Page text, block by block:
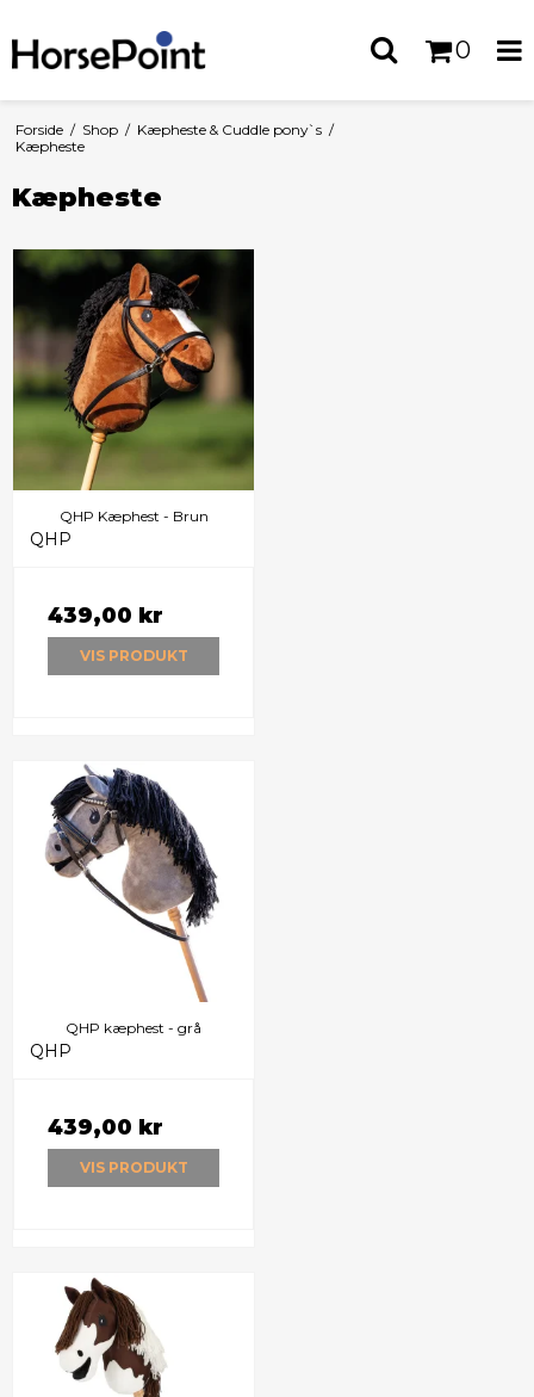
0
Forside / Shop / Kæpheste & Cuddle pony`s /
Kæpheste
Kæpheste
QHP Kæphest - Brun
QHP
439,00 kr
VIS PRODUKT
QHP kæphest - grå
QHP
439,00 kr
VIS PRODUKT